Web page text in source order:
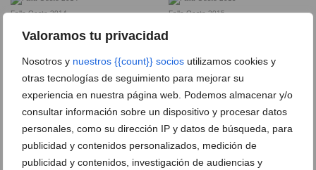
Valoramos tu privacidad
Nosotros y nuestros {{count}} socios utilizamos cookies y
otras tecnologías de seguimiento para mejorar su
experiencia en nuestra página web. Podemos almacenar y/o
consultar información sobre un dispositivo y procesar datos
personales, como su dirección IP y datos de búsqueda, para
publicidad y contenidos personalizados, medición de
publicidad y contenidos, investigación de audiencias y
Falla Oeste 2014 Falla Oeste 2015
Leyre Ivars – Falla Oeste
Molina
Oeste
Ubicación falla Oeste